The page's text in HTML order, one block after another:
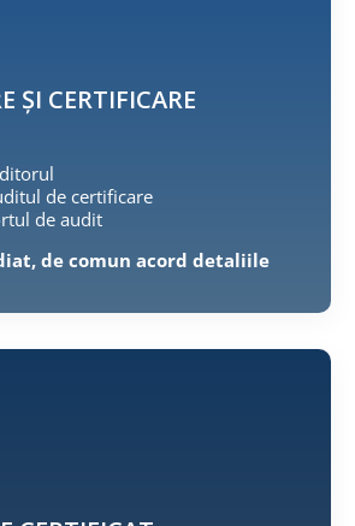
ȘI CERTIFICARE
de certificare
de audit
de comun acord detaliile